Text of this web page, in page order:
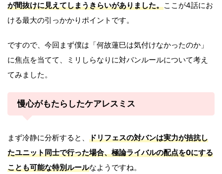
が間抜けに見えてしまうきらいがありました。ここが4話にお
ける最大の引っかかりポイントです。
ですので、今回まず僕は「何故蓮巳は気付けなかったのか」
に焦点を当てて、ミリしらなりに対バンルールについて考え
てみました。
慢心がもたらしたケアレスミス
まず冷静に分析すると、 ドリフェスの対バンは実力が拮抗し
たユニット同士で行った場合、極論ライバルの配点を0にする
ことも可能な特別ルールなようですね。